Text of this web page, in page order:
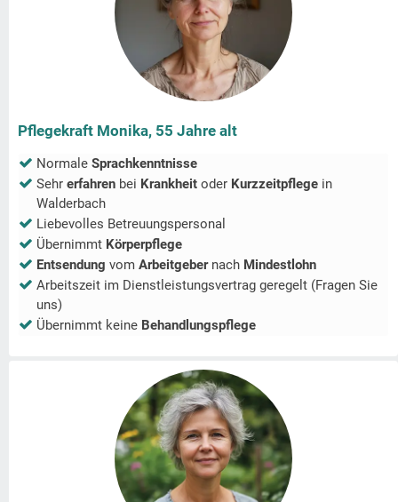
Pflegekraft Monika, 55 Jahre alt
Normale Sprachkenntnisse
Sehr erfahren bei Krankheit oder Kurzzeitpflege in
Walderbach
Liebevolles Betreuungspersonal
Übernimmt Körperpflege
Entsendung vom Arbeitgeber nach Mindestlohn
Arbeitszeit im Dienstleistungsvertrag geregelt (Fragen Sie
uns)
Übernimmt keine Behandlungspflege